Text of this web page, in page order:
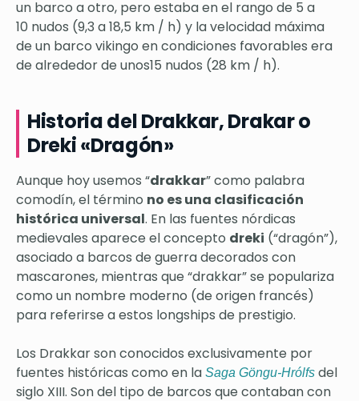
un barco a otro, pero estaba en el rango de 5 a
10 nudos (9,3 a 18,5 km / h) y la velocidad máxima
de un barco vikingo en condiciones favorables era
de alrededor de unos15 nudos (28 km / h).
Historia del Drakkar, Drakar o
Dreki «Dragón»
Aunque hoy usemos “drakkar” como palabra
comodín, el término no es una clasificación
histórica universal. En las fuentes nórdicas
medievales aparece el concepto dreki (“dragón”),
asociado a barcos de guerra decorados con
mascarones, mientras que “drakkar” se populariza
como un nombre moderno (de origen francés)
para referirse a estos longships de prestigio.
Los Drakkar son conocidos exclusivamente por
fuentes históricas como en la Saga Göngu-Hrólfs del
siglo XIII. Son del tipo de barcos que contaban con